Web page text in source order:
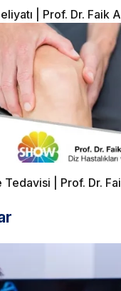
| Prof. Dr. Faik
Tedavisi | Prof. Dr.